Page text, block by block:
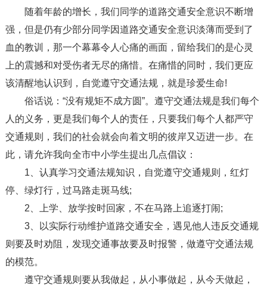
随着年龄的增长，我们同学的道路交通安全意识不断增
强，但是仍有少部分同学因道路交通安全意识淡薄而受到了
血的教训，那一个幕幕令人心痛的画面，留给我们的是心灵
上的震撼和对受伤者无尽的痛惜。在痛惜的同时，我们更应
该清醒地认识到，自觉遵守交通法规，就是珍爱生命!
俗话说：“没有规矩不成方圆”。遵守交通法规是我们每个
人的义务，更是我们每个人的责任，只要我们每个人都严守
交通规则，我们的社会就会向着文明的彼岸又迈进一步。在
此，请允许我向全市中小学生提出几点倡议：
1、认真学习交通法规知识，自觉遵守交通规则，红灯
停、绿灯行，过马路走斑马线;
2、上学、放学按时回家，不在马路上追逐打闹;
3、以实际行动维护道路交通安全，遇见他人违反交通规
则要及时劝阻，发现交通事故要及时报警，做遵守交通法规
的模范。
遵守交通规则要从我做起，从小事做起，从今天做起，